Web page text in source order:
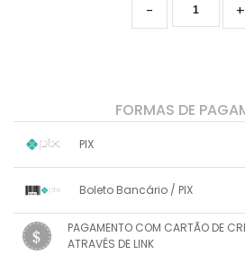
+
-
FORMAS DE
PIX
.
Boleto Bancário / PIX
1x sem juros de R$ 23,70
...
PAGAMENTO COM CARTÃO DE
ATRAVÉS DE LINK